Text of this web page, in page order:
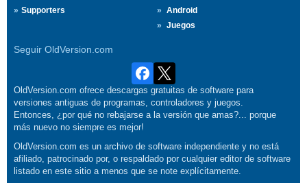
Supporters
Android
Juegos
Seguir OldVersion.com
OldVersion.com ofrece descargas gratuitas de software para
versiones antiguas de programas, controladores y juegos.
Entonces, ¿por qué no rebajarse a la versión que amas?... porque
más nuevo no siempre es mejor!
OldVersion.com es un archivo de software independiente y no está
afiliado, patrocinado por, o respaldado por cualquier editor de software
listado en este sitio a menos que se note explícitamente.